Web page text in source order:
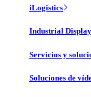
iLogistics
Industrial
Servicios y
Soluciones de